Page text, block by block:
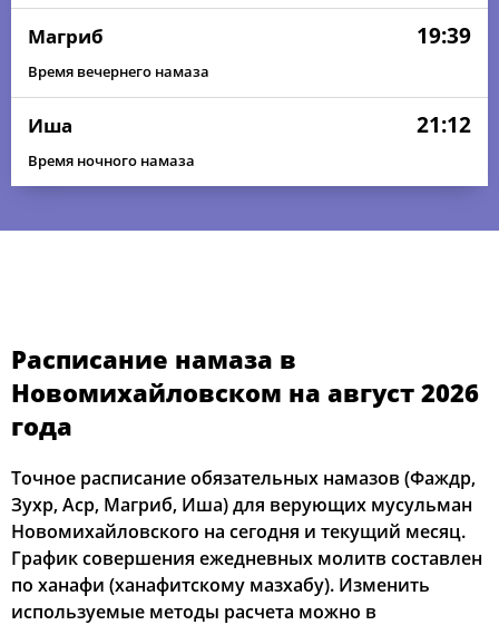
Магриб 19:39
Время вечернего намаза
Иша 21:12
Время ночного намаза
Расписание намаза в
Новомихайловском на август 2026
года
Точное расписание обязательных намазов (Фаждр,
Зухр, Аср, Магриб, Иша) для верующих мусульман
Новомихайловского на сегодня и текущий месяц.
График совершения ежедневных молитв составлен
по ханафи (ханафитскому мазхабу). Изменить
используемые методы расчета можно в